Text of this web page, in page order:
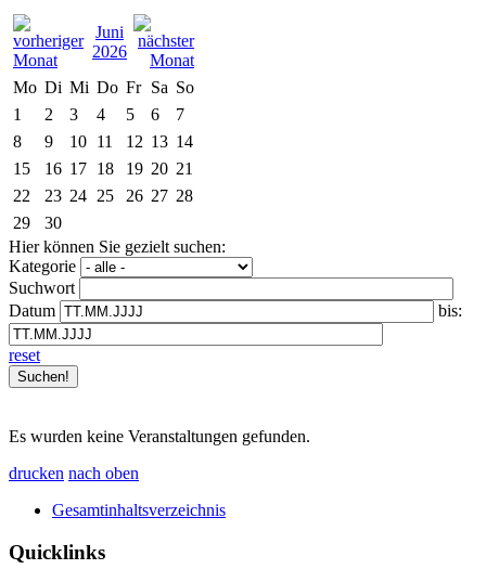
Juni
2026
Mo Di Mi Do Fr Sa So
1
2 3 4 5 6
7
8
9 10 11 12 13 14
15
16 17 18 19 20 21
22
23 24 25 26 27 28
29
30
Hier können Sie gezielt suchen:
Kategorie
Suchwort
Datum
bis:
reset
Es wurden keine Veranstaltungen gefunden.
drucken nach oben
Gesamtinhaltsverzeichnis
Quicklinks